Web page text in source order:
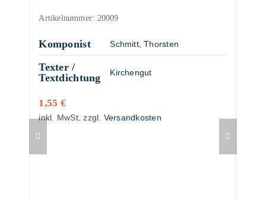
Artikelnummer: 20009
Komponist Schmitt, Thorsten
Texter /
Textdichtung
Kirchengut
1,55 €
inkl. MwSt. zzgl. Versandkosten